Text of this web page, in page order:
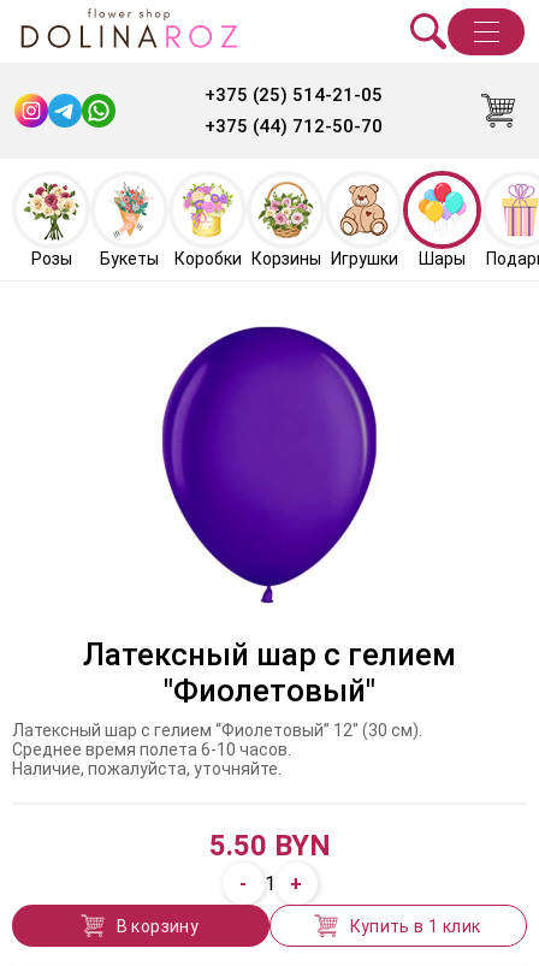
+375 (25) 514-21-05
+375 (44) 712-50-70
Розы Букеты Коробки Корзины Игрушки Шары
Латексный шар с гелием
"Фиолетовый"
Латексный шар с гелием “Фиолетовый” 12″ (30 см).
Среднее время полета 6-10 часов.
Наличие, пожалуйста, уточняйте.
5.50 BYN
- 1 +
В корзину Купить в 1 клик